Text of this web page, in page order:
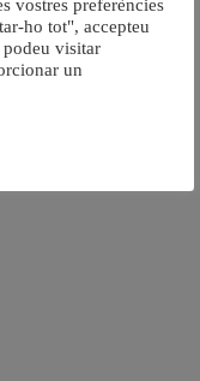
aire condicionat a totes
vostres preferències
ho tot", accepteu
podeu visitar
un